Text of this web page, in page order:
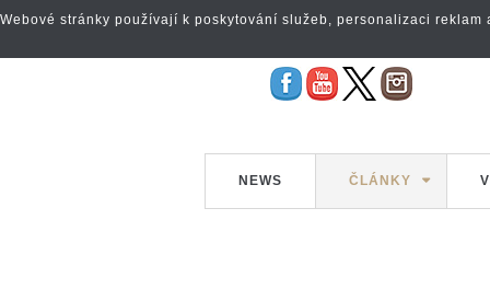
NEWS ČLÁNKY
Webové stránky používají k poskytování služeb, personalizaci